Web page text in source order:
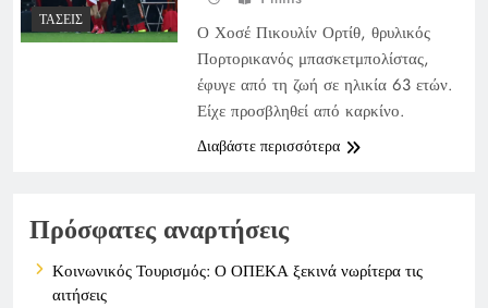
ΤΆΣΕΙΣ
Ο Χοσέ Πικουλίν Ορτίθ, θρυλικός
Πορτορικανός μπασκετμπολίστας,
έφυγε από τη ζωή σε ηλικία 63 ετών.
Είχε προσβληθεί από καρκίνο.
Διαβάστε περισσότερα
Πρόσφατες αναρτήσεις
Κοινωνικός Τουρισμός: Ο ΟΠΕΚΑ ξεκινά νωρίτερα τις
αιτήσεις